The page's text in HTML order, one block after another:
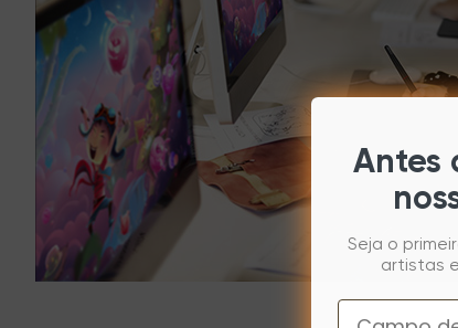
Antes
Seja o
artistas
Email